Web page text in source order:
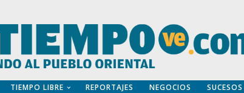
TIEMPO LIBRE REPORTAJES NEGOCIOS SUCESOS